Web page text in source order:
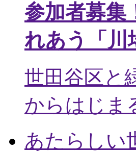
参加者募集
れあう「川
世田谷区と
からはじま
あたらしい